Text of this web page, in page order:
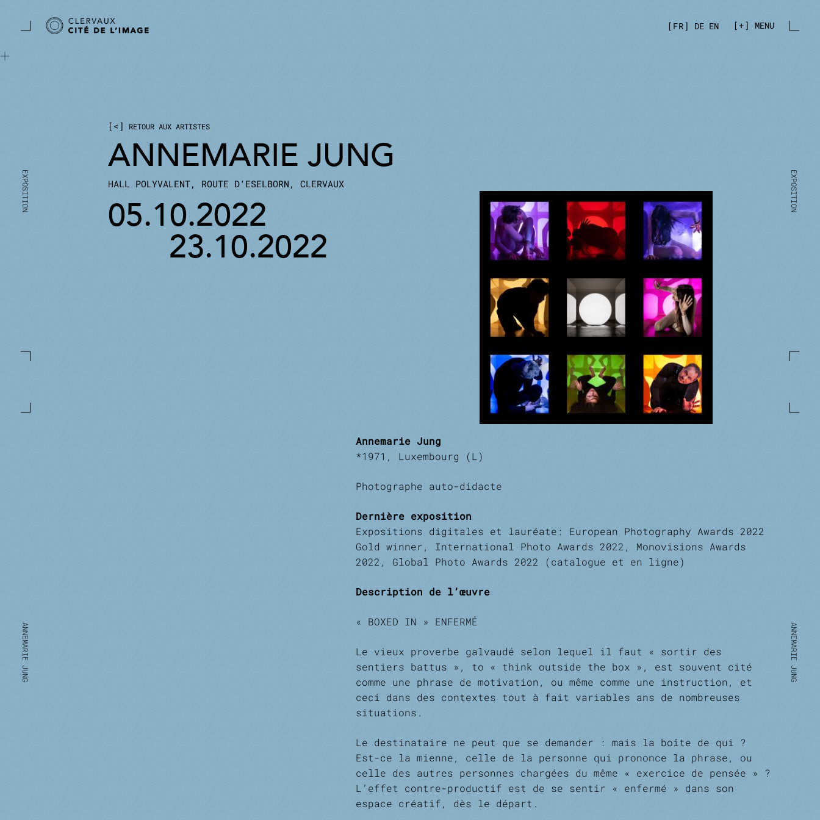
FR
DE EN + MENU
< RETOUR AUX ARTISTES
ANNEMARIE JUNG
HALL POLYVALENT, ROUTE D‘ESELBORN, CLERVAUX
05.10.2022
23.10.2022
Annemarie Jung
*1971, Luxembourg (L)
Photographe auto-didacte
Dernière exposition
Expositions digitales et lauréate: European Photography Awards 2022
Gold winner, International Photo Awards 2022, Monovisions Awards
2022, Global Photo Awards 2022 (catalogue et en ligne)
Description de l’œuvre
« BOXED IN » ENFERMÉ
Le vieux proverbe galvaudé selon lequel il faut « sortir des
sentiers battus », to « think outside the box », est souvent cité
comme une phrase de motivation, ou même comme une instruction, et
ceci dans des contextes tout à fait variables ans de nombreuses
situations.
Le destinataire ne peut que se demander : mais la boîte de qui ?
Est-ce la mienne, celle de la personne qui prononce la phrase, ou
celle des autres personnes chargées du même « exercice de pensée » ?
L’effet contre-productif est de se sentir « enfermé » dans son
espace créatif, dès le départ.